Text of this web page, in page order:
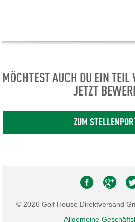
MÖCHTEST AUCH DU EIN
JETZT
ZUM
© 2026 Golf House Direktversand
Allgemeine